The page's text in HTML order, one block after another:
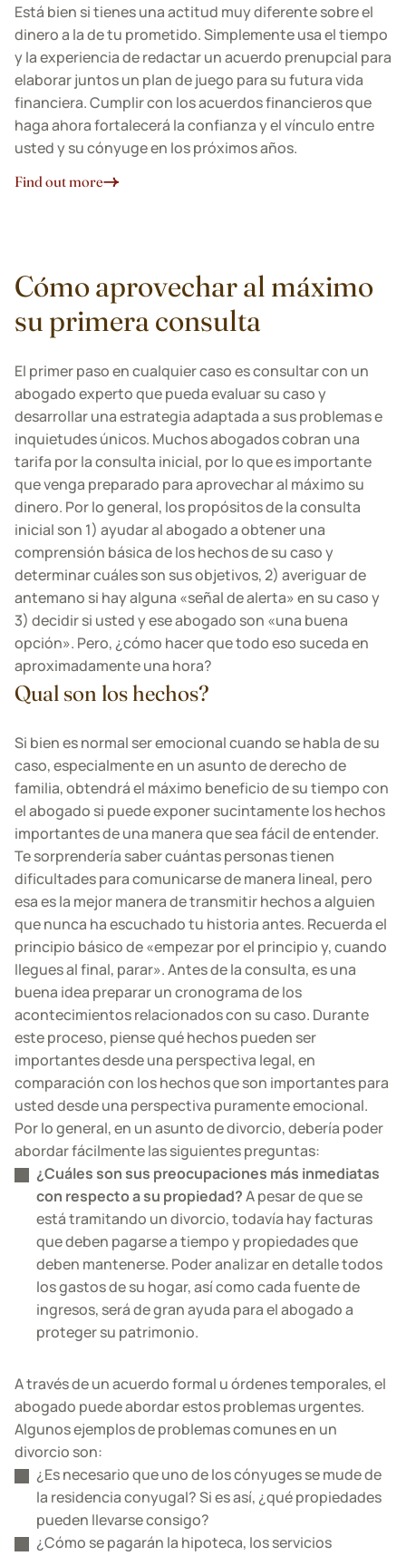
Está bien si tienes una actitud muy diferente sobre el
dinero a la de tu prometido. Simplemente usa el tiempo
y la experiencia de redactar un acuerdo prenupcial para
elaborar juntos un plan de juego para su futura vida
financiera. Cumplir con los acuerdos financieros que
haga ahora fortalecerá la confianza y el vínculo entre
usted y su cónyuge en los próximos años.
Find out more
Cómo aprovechar al máximo
su primera consulta
El primer paso en cualquier caso es consultar con un
abogado experto que pueda evaluar su caso y
desarrollar una estrategia adaptada a sus problemas e
inquietudes únicos. Muchos abogados cobran una
tarifa por la consulta inicial, por lo que es importante
que venga preparado para aprovechar al máximo su
dinero. Por lo general, los propósitos de la consulta
inicial son 1) ayudar al abogado a obtener una
comprensión básica de los hechos de su caso y
determinar cuáles son sus objetivos, 2) averiguar de
antemano si hay alguna «señal de alerta» en su caso y
3) decidir si usted y ese abogado son «una buena
opción». Pero, ¿cómo hacer que todo eso suceda en
aproximadamente una hora?
Qual son los hechos?
Si bien es normal ser emocional cuando se habla de su
caso, especialmente en un asunto de derecho de
familia, obtendrá el máximo beneficio de su tiempo con
el abogado si puede exponer sucintamente los hechos
importantes de una manera que sea fácil de entender.
Te sorprendería saber cuántas personas tienen
dificultades para comunicarse de manera lineal, pero
esa es la mejor manera de transmitir hechos a alguien
que nunca ha escuchado tu historia antes. Recuerda el
principio básico de «empezar por el principio y, cuando
llegues al final, parar». Antes de la consulta, es una
buena idea preparar un cronograma de los
acontecimientos relacionados con su caso. Durante
este proceso, piense qué hechos pueden ser
importantes desde una perspectiva legal, en
comparación con los hechos que son importantes para
usted desde una perspectiva puramente emocional.
Por lo general, en un asunto de divorcio, debería poder
abordar fácilmente las siguientes preguntas:
¿Cuáles son sus preocupaciones más inmediatas
con respecto a su propiedad?A pesar de que se
está tramitando un divorcio, todavía hay facturas
que deben pagarse a tiempo y propiedades que
deben mantenerse. Poder analizar en detalle todos
los gastos de su hogar, así como cada fuente de
ingresos, será de gran ayuda para el abogado a
proteger su patrimonio.
A través de un acuerdo formal u órdenes temporales, el
abogado puede abordar estos problemas urgentes.
Algunos ejemplos de problemas comunes en un
divorcio son:
¿Es necesario que uno de los cónyuges se mude de
la residencia conyugal? Si es así, ¿qué propiedades
pueden llevarse consigo?
¿Cómo se pagarán la hipoteca, los servicios